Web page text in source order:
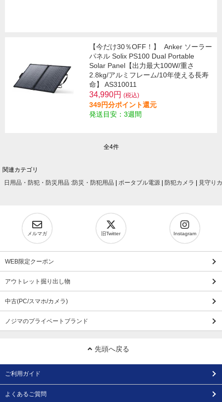
【今だけ30％OFF！】
Anker ソーラー
パネル Solix PS100 Dual Portable
Solar Panel【出力最大100W/重さ
2.8kg/アルミフレーム/10年使える長寿
命】 AS310011
34,990円 (税込)
349円分ポイント還元
発送目安：3週間
全4件
関連カテゴリ
日用品・防犯・防災用品 :防災・防犯用品 ポータブル電源 防犯カメラ 見守り
メルマガ 旧Twitter Instagram
WEB限定クーポン
アウトレット掘り出し物
中古(PC/スマホ/カメラ)
ノジマのプライベートブランド
先頭へ戻る
ご利用ガイド
よくあるご質問